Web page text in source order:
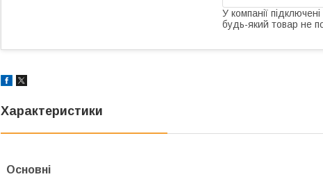
У компанії
будь-який товар не
Характеристики
Основні